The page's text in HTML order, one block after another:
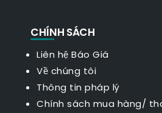
CHÍNH SÁCH
Liên hệ Báo Giá
Về chúng tôi
Thông tin pháp lý
Chính sách mua hàng/